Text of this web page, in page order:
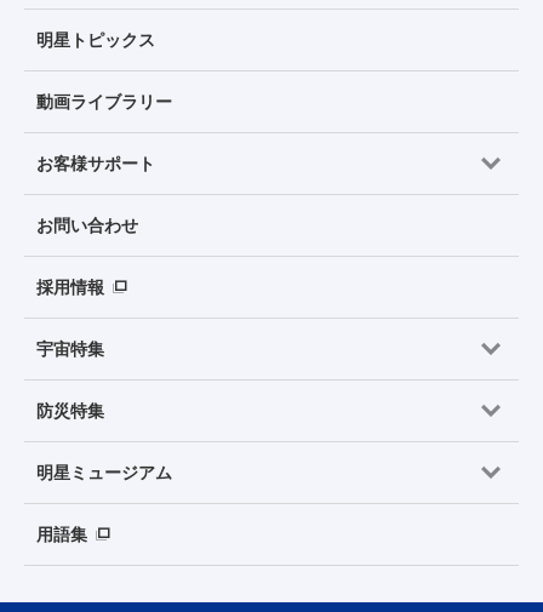
明星トピックス
動画ライブラリー
お客様サポート
お問い合わせ
採用情報
宇宙特集
防災特集
明星ミュージアム
用語集